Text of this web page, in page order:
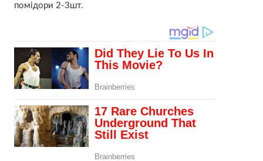
помідори 2-3шт.